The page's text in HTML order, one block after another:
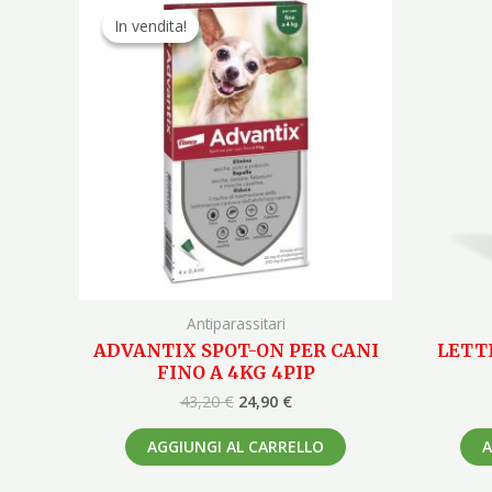
In vendita!
In vendita!
Antiparassitari
ADVANTIX SPOT-ON PER CANI
FINO A 4KG 4PIP
43,20€
prezzo
originale
era:
43,20 €.
24,90 €
prezzo
attuale
è:
24,90 €.
AGGIUNGI AL CARRELLO